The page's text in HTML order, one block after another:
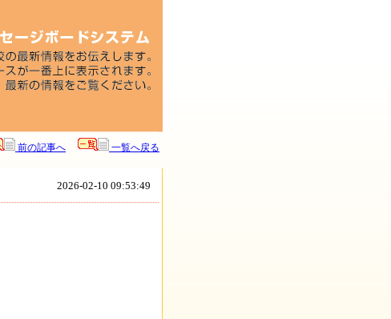
前の記事へ 一覧へ戻る
2026-02-10 09:53:49